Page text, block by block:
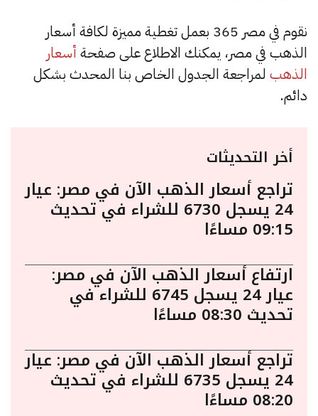
نقوم في مصر 365 بعمل تغطية مميزة لكافة أسعار
الذهب في مصر، يمكنك الاطلاع على صفحة أسعار
الذهب لمراجعة الجدول الخاص بنا المحدث بشكل
دائم.
أخر التحديثات
تراجع أسعار الذهب الآن في مصر: عيار
24 يسجل 6730 للشراء في تحديث
09:15 مساءًا
ارتفاع أسعار الذهب الآن في مصر:
عيار 24 يسجل 6745 للشراء في
تحديث 08:30 مساءًا
تراجع أسعار الذهب الآن في مصر: عيار
24 يسجل 6735 للشراء في تحديث
08:20 مساءًا